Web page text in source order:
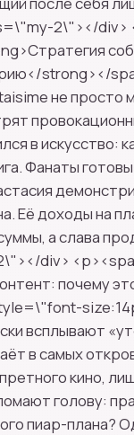
2\"></div>
strong></
не просто
в искусство:
Фанаты
Её доходы на
а слава
div>
почему
всплывают
в самых
кино,
голову:
пиар-плана?